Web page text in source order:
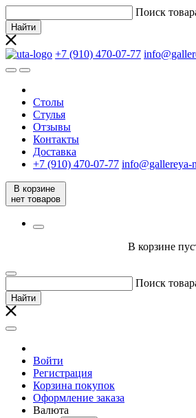
Поиск
Найти
+7 (910) 470-07-77
Столы
Стулья
Отзывы
Контакты
Доставка
+7 (910) 470-07-77 info@gallereya-
В корзине
нет товаров
В корзине
Поиск
Найти
Войти
Регистрация
Корзина покупок
Оформление заказа
Валюта